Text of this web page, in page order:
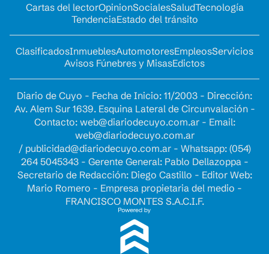
Cartas del lectorOpinionSocialesSaludTecnología
TendenciaEstado del tránsito
ClasificadosInmueblesAutomotoresEmpleosServicios
Avisos Fúnebres y MisasEdictos
Diario de Cuyo - Fecha de Inicio: 11/2003 - Dirección:
Av. Alem Sur 1639. Esquina Lateral de Circunvalación -
Contacto: web@diariodecuyo.com.ar- Email:
web@diariodecuyo.com.ar
/ publicidad@diariodecuyo.com.ar- Whatsapp: (054)
264 5045343 - Gerente General: Pablo Dellazoppa -
Secretario de Redacción: Diego Castillo - Editor Web:
Mario Romero - Empresa propietaria del medio -
FRANCISCO MONTES S.A.C.I.F.